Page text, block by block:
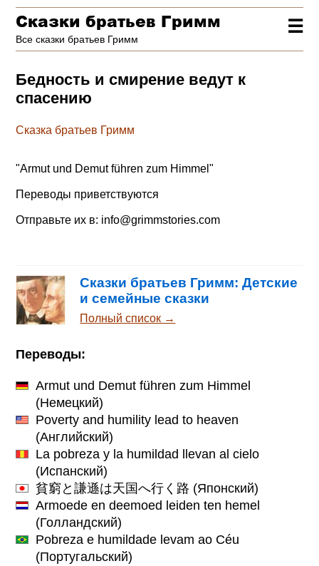
☰
Сказки братьев Гримм
Все сказки братьев Гримм
Бедность и смирение ведут к
спасению
Сказка братьев Гримм
"Armut und Demut führen zum Himmel"
Переводы приветствуются
Отправьте их в: info@grimmstories.com
Сказки братьев Гримм: Детские
и семейные сказки
Полный список →
Переводы:
Armut und Demut führen zum Himmel
(Немецкий)
Poverty and humility lead to heaven
(Английский)
La pobreza y la humildad llevan al cielo
(Испанский)
貧窮と謙遜は天国へ行く路 (Японский)
Armoede en deemoed leiden ten hemel
(Голландский)
Pobreza e humildade levam ao Céu
(Португальский)